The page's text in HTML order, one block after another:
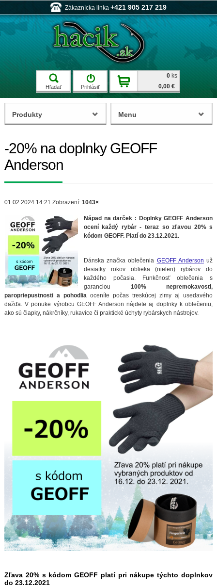
Zákaznícka linka +421 905 217 219
Hľadať Prihlásiť
0 ks
0,00 €
-20% na doplnky GEOFF
Anderson
01.02.2024 14:21 Zobrazení: 1043×
Nápad na darček : Doplnky GEOFF Anderson
ocení každý rybár - teraz so zľavou 20% s
kódom GEOFF. Platí do 23.12.2021.
Dánska značka oblečenia GEOFF Anderson už
desiatky rokov oblieka (nielen) rybárov do
každého počasia. Funkčnosť oblečenia s
garanciou 100% nepremokavosti,
paropriepustnosti a pohodlia oceníte počas treskúcej zimy aj usedavého
dažďa. V ponuke výrobcu GEOFF Anderson nájdete aj doplnky k oblečeniu,
ako sú čiapky, nákrčníky, rukavice či praktické úchyty rybárskych nástrojov.
Zľava 20% s kódom GEOFF platí pri nákupe týchto doplnkov
do 23.12.2021
Produkty Menu